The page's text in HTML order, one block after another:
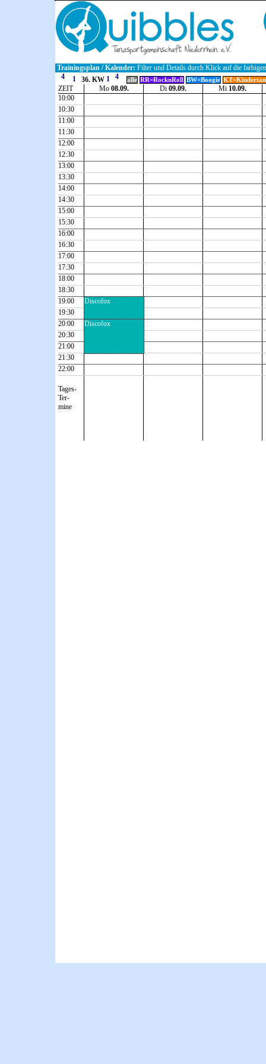
Trainingsplan / Kalender: Filter und Details durch Klick auf die
36. KW
alle RR=RocknRoll BW=Boogie
ZEIT Mo 08.09. Di 09.09. Mi 10.09.
10:00
10:30
11:00
11:30
12:00
12:30
13:00
13:30
14:00
14:30
15:00
15:30
16:00
16:30
17:00
17:30
18:00
18:30
19:00
19:30
20:00
20:30
21:00
21:30
22:00
Tages-
Ter-
mine
Discofox
Discofox